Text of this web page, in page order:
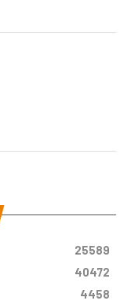
25589
40472
4458